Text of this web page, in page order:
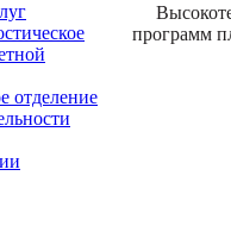
отделение
программ